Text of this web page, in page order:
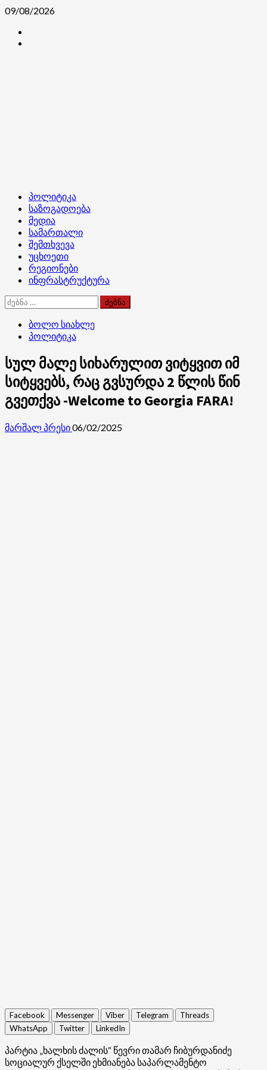
Skip
content
09/08/2026
Primary
Menu
პოლიტიკა
საზოგადოება
მედია
სამართალი
შემთხვევა
უცხოეთი
რეგიონები
ინფრასტრუქტურა
ძებნა:
ბოლო სიახლე
პოლიტიკა
სულ მალე სიხარულით ვიტყვით იმ
სიტყვებს, რაც გვსურდა 2 წლის წინ
გვეთქვა -Welcome to Georgia FARA!
მარშალ პრესი06/02/2025
Facebook Messenger Viber Telegram
Threads
WhatsApp
Twitter LinkedIn
პარტია „ხალხის ძალის“ წევრი თამარ ჩიბურდანიძე
სოციალურ ქსელში ეხმიანება საპარლამენტო